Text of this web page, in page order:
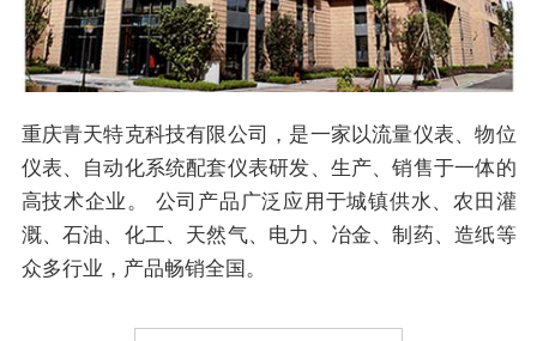
重庆青天特克科技有限公司，是一家以流量仪表、物位
仪表、自动化系统配套仪表研发、生产、销售于一体的
高技术企业。 公司产品广泛应用于城镇供水、农田灌
溉、石油、化工、天然气、电力、冶金、制药、造纸等
众多行业，产品畅销全国。